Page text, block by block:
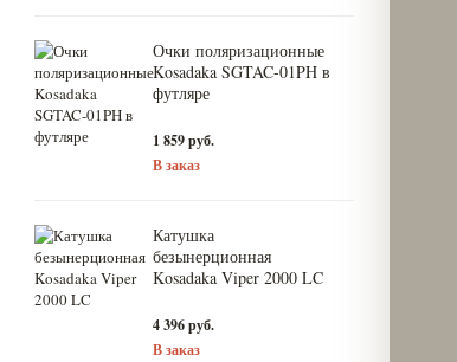
Очки поляризационные
Kosadaka SGTAC-01PH в
футляре
1 859 руб.
В заказ
Катушка
безынерционная
Kosadaka Viper 2000 LC
4 396 руб.
В заказ